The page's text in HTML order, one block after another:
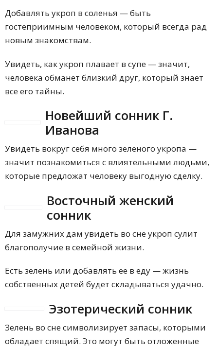
Добавлять укроп в соленья — быть
гостеприимным человеком, который всегда рад
новым знакомствам.
Увидеть, как укроп плавает в супе — значит,
человека обманет близкий друг, который знает
все его тайны.
Новейший сонник Г.
Иванова
Увидеть вокруг себя много зеленого укропа —
значит познакомиться с влиятельными людьми,
которые предложат человеку выгодную сделку.
Восточный женский
сонник
Для замужних дам увидеть во сне укроп сулит
благополучие в семейной жизни.
Есть зелень или добавлять ее в еду — жизнь
собственных детей будет складываться удачно.
Эзотерический сонник
Зелень во сне символизирует запасы, которыми
обладает спящий. Это могут быть отложенные